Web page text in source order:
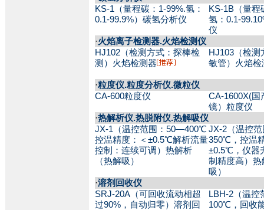
KS-1（量程碳：1-99%.氢：
0.1-99.9%）碳氢分析仪
KS-1B（量程
氢：0.1-
仪
·火焰离子检测器.火焰检测仪
HJ102（检测方式：探棒检
测）火焰检测器
HJ103（检测
敏管）火焰检
·粒度仪.粒度分析仪.微粒仪
CA-600粒度仪
CA-1600X(国
镜）粒度仪
·热解析仪.热脱附仪.热解吸仪
JX-1（温控范围：50—400℃
控温精度：＜±0.5℃解析流量
控制：连续可调）热解析
（热解吸）
JX-2（温控
350℃，控温
±0.5℃，仪器
制精度高）
吸）
·溶剂回收仪
SRJ-20A（可回收流动相超
过90%，自动归零）溶剂回
LBH-2（温控
100℃，回收